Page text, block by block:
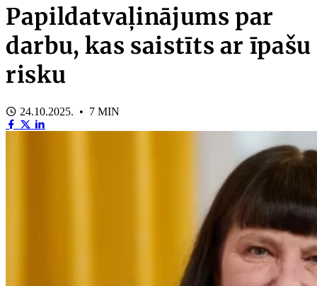
Papildatvaļinājums par
darbu, kas saistīts ar īpašu
risku
24.10.2025. • 7 MIN